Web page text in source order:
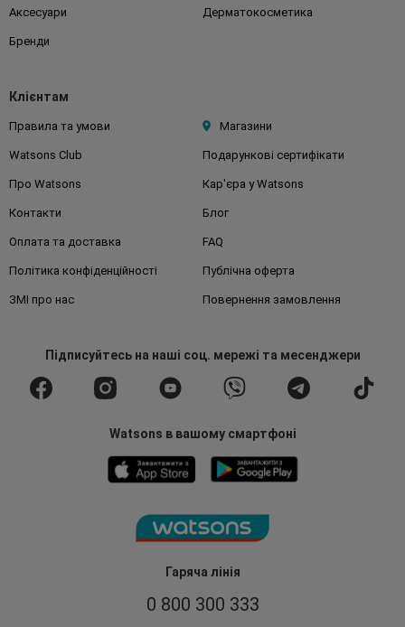
Гаряча лінія
0 800 300 333
Аксесуари Дерматокосметика
Бренди
Клієнтам
Правила та умови Магазини
Watsons Club Подарункові сертифікати
Про Watsons Кар'єра у Watsons
Контакти Блог
Оплата та доставка FAQ
Політика конфіденційності Публічна оферта
ЗМІ про нас Повернення замовлення
Підписуйтесьна наші соц. мережі та месенджери
Watsons в вашому смартфоні